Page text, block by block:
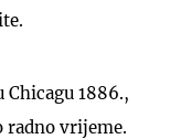
1886.,
radno vrijeme.